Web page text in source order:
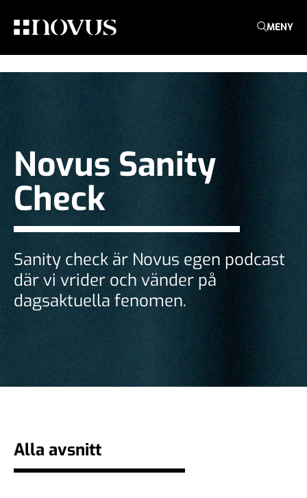
MENY
Novus Sanity
Check
Sanity check är Novus egen podcast
där vi vrider och vänder på
dagsaktuella fenomen.
Alla avsnitt